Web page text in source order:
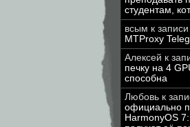
студентам,
всым к записи
MTProxy
Алексей к
печку на 4
способна
Любовь к
официально
HarmonyOS